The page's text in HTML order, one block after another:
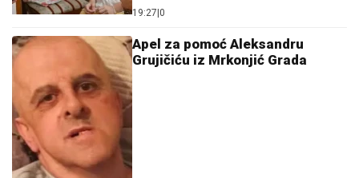
19:27 0
Apel za pomoć Aleksandru
Grujičiću iz Mrkonjić Grada